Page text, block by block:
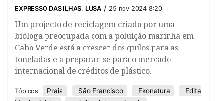
EXPRESSO DAS ILHAS, LUSA / 25 nov 2024 8:20
Um projecto de reciclagem criado por uma
bióloga preocupada com a poluição marinha em
Cabo Verde está a crescer dos quilos para as
toneladas e a preparar-se para o mercado
internacional de créditos de plástico.
Tópicos Praia São Francisco Ekonatura
Edita